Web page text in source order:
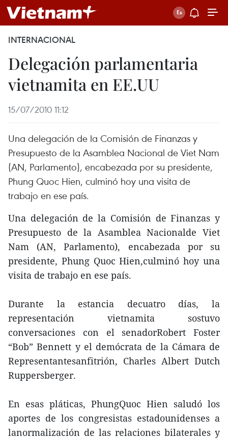
INTERNACIONAL
Delegación parlamentaria
vietnamita en EE.UU
15/07/2010 11:12
Una delegación de la Comisión de Finanzas y
Presupuesto de la Asamblea Nacional de Viet Nam
(AN, Parlamento), encabezada por su presidente,
Phung Quoc Hien, culminó hoy una visita de
trabajo en ese país.
Una delegación de la Comisión de Finanzas y
Presupuesto de la Asamblea Nacionalde Viet
Nam (AN, Parlamento), encabezada por su
presidente, Phung Quoc Hien,culminó hoy una
visita de trabajo en ese país.
Durante la estancia decuatro días, la
representación vietnamita sostuvo
conversaciones con el senadorRobert Foster
“Bob” Bennett y el demócrata de la Cámara de
Representantesanfitrión, Charles Albert Dutch
Ruppersberger.
En esas pláticas, PhungQuoc Hien saludó los
aportes de los congresistas estadounidenses a
lanormalización de las relaciones bilaterales y